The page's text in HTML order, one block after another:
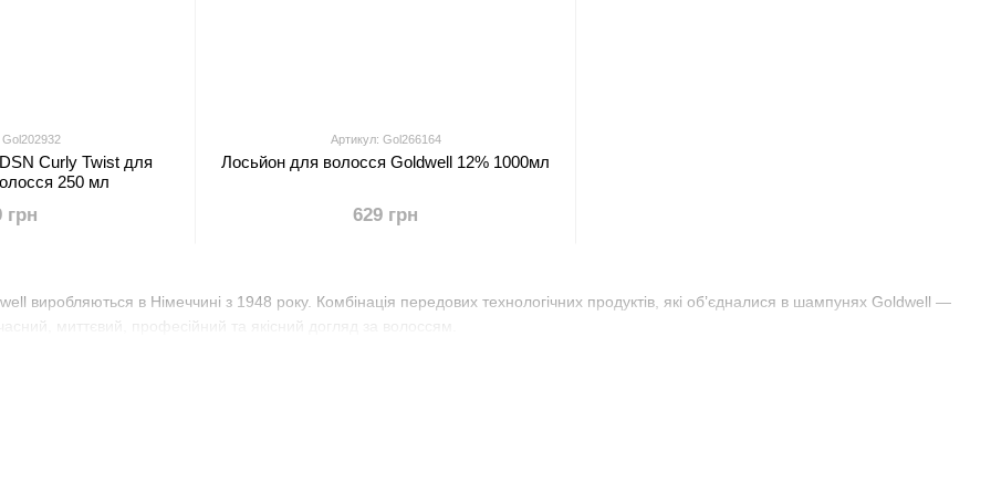
виробляються в Німеччині з 1948 року. Комбінація передових технологічних продуктів, які об’єдналися в шампунях Goldwell —
миттєвий, професійний та якісний догляд за волоссям.
Curly Twist для
250 мл
грн
Артикул: Gol266164
Лосьйон для волосся Goldwell 12% 1000мл
629 грн